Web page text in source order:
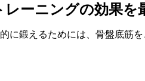
レーニングの効果を
に鍛えるためには、骨盤底筋